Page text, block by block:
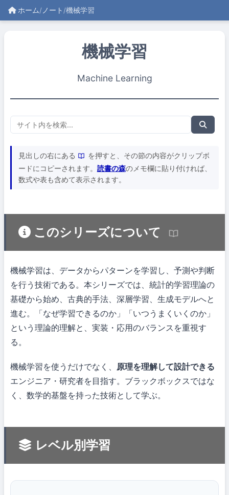
ホーム/ ノート /機械学習
機械学習
Machine Learning
見出しの右にある
を押すと、その節の内容がクリップボ
ードにコピーされます。 読書の森のメモ欄に貼り付ければ、
数式や表も含めて表示されます。
このシリーズについて
機械学習は、データからパターンを学習し、予測や判断
を行う技術である。本シリーズでは、統計的学習理論の
基礎から始め、古典的手法、深層学習、生成モデルへと
進む。「なぜ学習できるのか」「いつうまくいくのか」
という理論的理解と、実装・応用のバランスを重視す
る。
機械学習を使うだけでなく、 原理を理解して設計できる
エンジニア・研究者を目指す。ブラックボックスではな
く、数学的基盤を持った技術として学ぶ。
レベル別学習